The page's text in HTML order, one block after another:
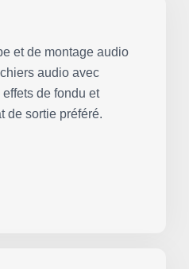
et de montage audio
audio avec
de fondu et
de sortie préféré.